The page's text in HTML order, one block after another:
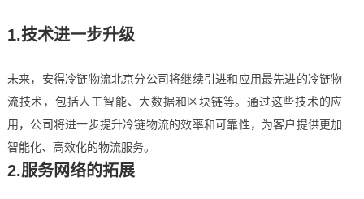
1.技术进一步升级
未来，安得冷链物流北京分公司将继续引进和应用最先进的冷链物
流技术，包括人工智能、大数据和区块链等。通过这些技术的应
用，公司将进一步提升冷链物流的效率和可靠性，为客户提供更加
智能化、高效化的物流服务。
2.服务网络的拓展